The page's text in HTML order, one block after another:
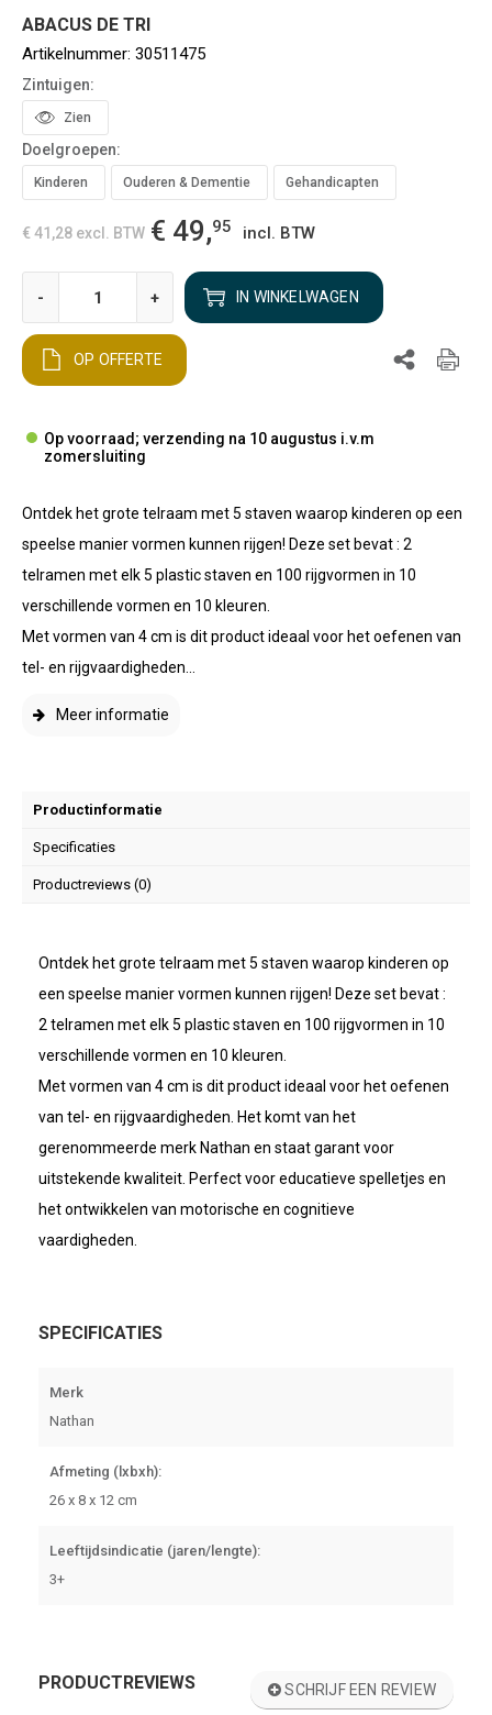
ABACUS DE TRI
Artikelnummer: 30511475
Zintuigen:
Zien
Doelgroepen:
Kinderen Ouderen & Dementie Gehandicapten
€ 41,28 excl. BTW € 49,95 incl. BTW
- + IN WINKELWAGEN
OP OFFERTE
Op voorraad; verzending na 10 augustus i.v.m
zomersluiting
Ontdek het grote telraam met 5 staven waarop kinderen op een
speelse manier vormen kunnen rijgen! Deze set bevat : 2
telramen met elk 5 plastic staven en 100 rijgvormen in 10
verschillende vormen en 10 kleuren.
Met vormen van 4 cm is dit product ideaal voor het oefenen van
tel- en rijgvaardigheden...
Meer informatie
Productinformatie
Specificaties
Productreviews (0)
Ontdek het grote telraam met 5 staven waarop kinderen op
een speelse manier vormen kunnen rijgen! Deze set bevat :
2 telramen met elk 5 plastic staven en 100 rijgvormen in 10
verschillende vormen en 10 kleuren.
Met vormen van 4 cm is dit product ideaal voor het oefenen
van tel- en rijgvaardigheden. Het komt van het
gerenommeerde merk Nathan en staat garant voor
uitstekende kwaliteit. Perfect voor educatieve spelletjes en
het ontwikkelen van motorische en cognitieve
vaardigheden.
SPECIFICATIES
Merk
Nathan
Afmeting (lxbxh):
26 x 8 x 12 cm
Leeftijdsindicatie (jaren/lengte):
3+
PRODUCTREVIEWS SCHRIJF EEN REVIEW